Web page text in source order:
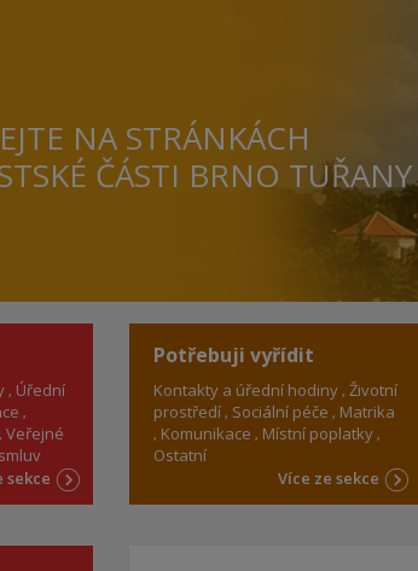
NA STRÁNKÁCH
ČÁSTI BRNO TUŘANY
Úřední
Veřejné
sekce
Potřebuji vyřídit
Kontakty a úřední hodiny Životní
prostředí Sociální péče
Matrika
Komunikace
Místní poplatky
Ostatní
Více ze sekce